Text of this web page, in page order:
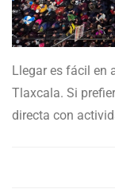
Llegar es fácil en
Tlaxcala. Si
directa con